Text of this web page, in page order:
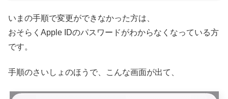
いまの手順で変更ができなかった方は、
おそらくApple IDのパスワードがわからなくなっている方
です。
手順のさいしょのほうで、こんな画面が出て、